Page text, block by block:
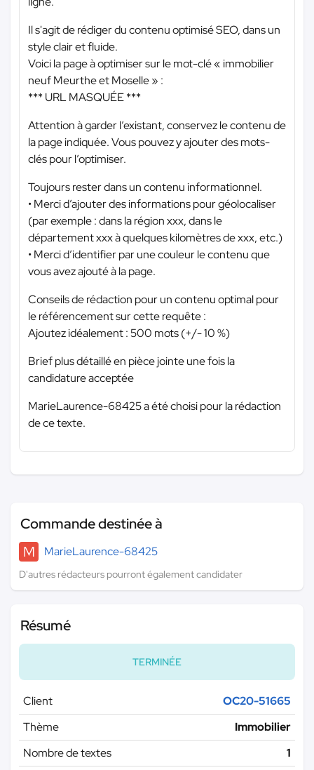
Il s'agit de rédiger du contenu optimisé SEO, dans un
style clair et fluide.
Voici la page à optimiser sur le mot-clé « immobilier
neuf Meurthe et Moselle » :
*** URL MASQUÉE ***
Attention à garder l’existant, conservez le contenu de
la page indiquée. Vous pouvez y ajouter des mots-
clés pour l’optimiser.
Toujours rester dans un contenu informationnel.
• Merci d’ajouter des informations pour géolocaliser
(par exemple : dans la région xxx, dans le
département xxx à quelques kilomètres de xxx, etc.)
• Merci d’identifier par une couleur le contenu que
vous avez ajouté à la page.
Conseils de rédaction pour un contenu optimal pour
le référencement sur cette requête :
Ajoutez idéalement : 500 mots (+/- 10 %)
Brief plus détaillé en pièce jointe une fois la
candidature acceptée
MarieLaurence-68425 a été choisi pour la rédaction
de ce texte.
Commande destinée à
M
MarieLaurence-68425
D'autres rédacteurs pourront également candidater
Résumé
TERMINÉE
Client
OC20-51665
Thème
Immobilier
Nombre de textes
1